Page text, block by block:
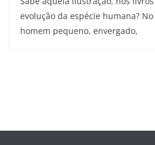
evolução da espécie humana?
homem pequeno, envergado,